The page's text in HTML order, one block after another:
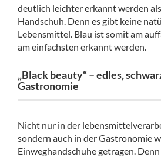
deutlich leichter erkannt werden
Handschuh. Denn es gibt keine
Lebensmittel. Blau ist somit am
am einfachsten erkannt werden.
„Black beauty“ – edles,
Gastronomie
Nicht nur in der
sondern auch in der Gastronomie
Einweghandschuhe getragen.